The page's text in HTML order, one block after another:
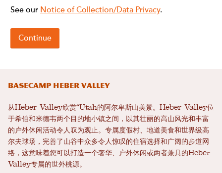
Basecamp Heber Valley
从Heber Valley欣赏“Utah的阿尔卑斯山美景。Heber Valley位
于希伯和米德韦两个目的地小镇之间，以其壮丽的高山风光和丰富
的户外休闲活动令人叹为观止。专属度假村、地道美食和世界级高
尔夫球场，完善了山谷中众多令人惊叹的住宿选择和广阔的步道网
络，这意味着您可以打造一个奢华、户外休闲或两者兼具的Heber
Valley专属的世外桃源。